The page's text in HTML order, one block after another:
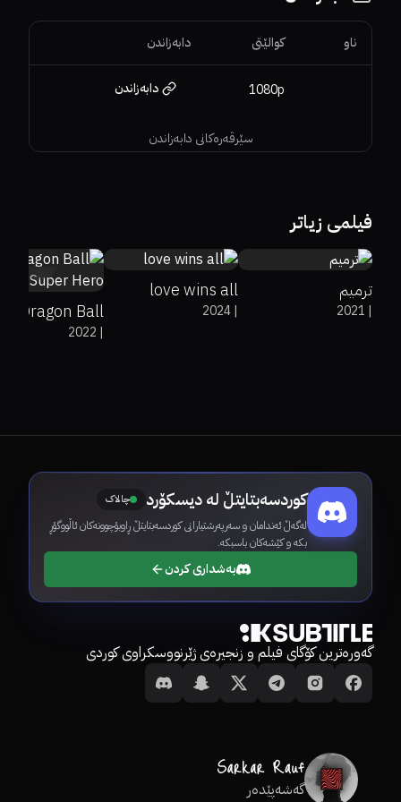
سێرڤەرەکانی دابەزاندن
ناو کوالێتی دابەزاندن
1080p دابەزاندن
فیلمی زیاتر
ترمیم
|
2021
love wins all
|
2024
Dragon Ball
Super: Super|
2022
کوردسەبتایتڵ لە دیسکۆرد چالاک
لەگەڵ ئەندامان و سەرپەرشتیارانی کوردسەبتایتڵ ڕاوبۆچوونەکان ئاڵووگۆڕ
بکە و کێشەکان باسبکە.
بەشداری کردن
گەورەترین کۆگای فیلم و زنجیرەی ژێرنووسکراوی کوردی
گەشەپێدەر